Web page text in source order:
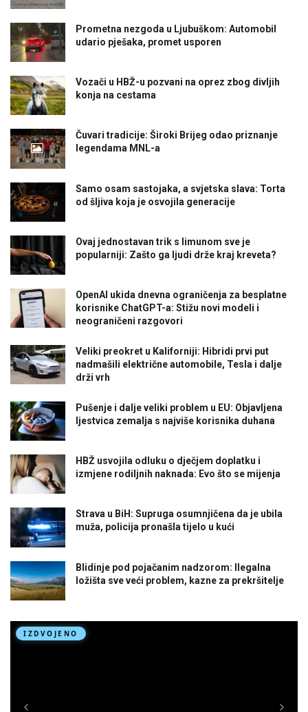
Prometna nezgoda u Ljubuškom: Automobil
udario pješaka, promet usporen
Vozači u HBŽ-u pozvani na oprez zbog divljih
konja na cestama
Čuvari tradicije: Široki Brijeg odao priznanje
legendama MNL-a
Samo osam sastojaka, a svjetska slava: Torta
od šljiva koja je osvojila generacije
Ovaj jednostavan trik s limunom sve je
popularniji: Zašto ga ljudi drže kraj kreveta?
OpenAI ukida dnevna ograničenja za besplatne
korisnike ChatGPT-a: Stižu novi modeli i
neograničeni razgovori
Veliki preokret u Kaliforniji: Hibridi prvi put
nadmašili električne automobile, Tesla i dalje
drži vrh
Pušenje i dalje veliki problem u EU: Objavljena
ljestvica zemalja s najviše korisnika duhana
HBŽ usvojila odluku o dječjem doplatku i
izmjene rodiljnih naknada: Evo što se mijenja
Strava u BiH: Supruga osumnjičena da je ubila
muža, policija pronašla tijelo u kući
Blidinje pod pojačanim nadzorom: Ilegalna
ložišta sve veći problem, kazne za prekršitelje